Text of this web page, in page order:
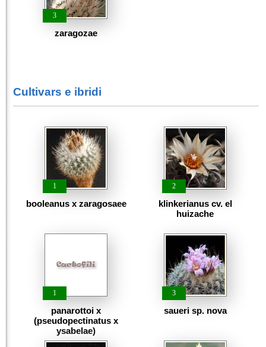
3
zaragozae
Cultivars e ibridi
1
booleanus x zaragosaee
2
klinkerianus cv. el
huizache
1
panarottoi x
(pseudopectinatus x
ysabelae)
3
saueri sp. nova